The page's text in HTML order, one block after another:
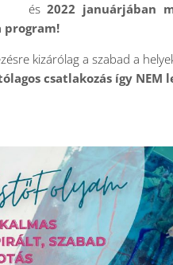
és 2022 januárjában
program!
kizárólag a szabad a
csatlakozás így NEM